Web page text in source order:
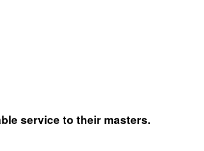
service to their masters.